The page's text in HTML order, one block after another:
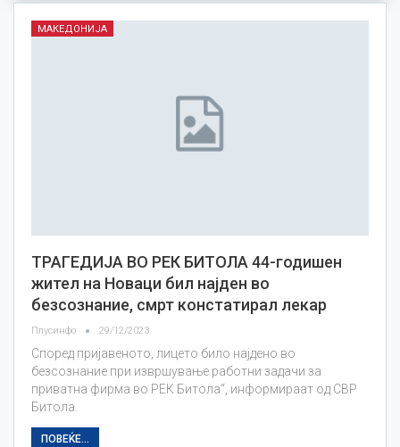
МАКЕДОНИЈА
ТРАГЕДИЈА ВО РЕК БИТОЛА 44-годишен
жител на Новаци бил најден во
безсознание, смрт констатирал лекар
Плусинфо 29/12/2023
Според пријавеното, лицето било најдено во
безсознание при извршување работни задачи за
приватна фирма во РЕК Битола“, информираат од СВР
Битола.
ПОВЕЌЕ...